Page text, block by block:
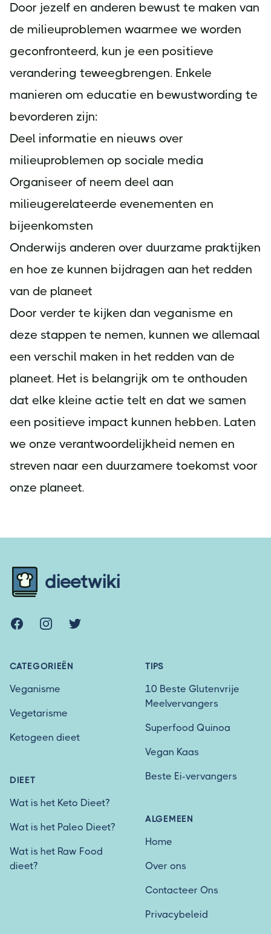
Door jezelf en anderen bewust te maken van
de milieuproblemen waarmee we worden
geconfronteerd, kun je een positieve
verandering teweegbrengen. Enkele
manieren om educatie en bewustwording te
bevorderen zijn:
Deel informatie en nieuws over
milieuproblemen op sociale media
Organiseer of neem deel aan
milieugerelateerde evenementen en
bijeenkomsten
Onderwijs anderen over duurzame praktijken
en hoe ze kunnen bijdragen aan het redden
van de planeet
Door verder te kijken dan veganisme en
deze stappen te nemen, kunnen we allemaal
een verschil maken in het redden van de
planeet. Het is belangrijk om te onthouden
dat elke kleine actie telt en dat we samen
een positieve impact kunnen hebben. Laten
we onze verantwoordelijkheid nemen en
streven naar een duurzamere toekomst voor
onze planeet.
dieetwiki
FacebookInstagramTwitter
CATEGORIEËN
Veganisme
Vegetarisme
Ketogeen dieet
DIEET
Wat is het Keto Dieet?
Wat is het Paleo Dieet?
Wat is het Raw Food
dieet?
TIPS
10 Beste Glutenvrije
Meelvervangers
Superfood Quinoa
Vegan Kaas
Beste Ei-vervangers
ALGEMEEN
Home
Over ons
Contacteer Ons
Privacybeleid